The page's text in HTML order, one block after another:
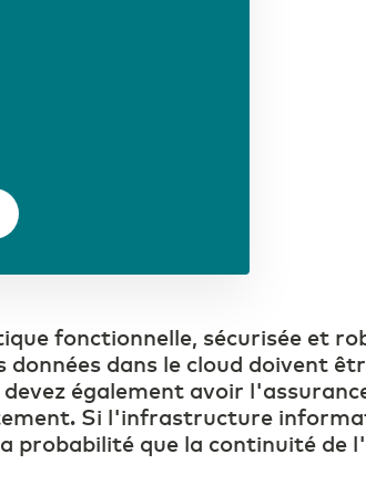
fonctionnelle, sécurisée et
dans le cloud doivent
également avoir
Si l'infrastructure
probabilité que la continuité de